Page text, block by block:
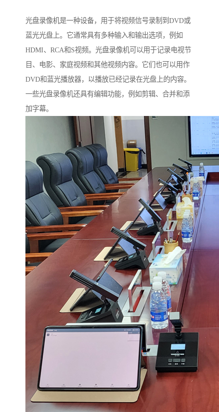
光盘录像机是一种设备，用于将视频信号录制到DVD或
蓝光光盘上。它通常具有多种输入和输出选项，例如
HDMI、RCA和S视频。光盘录像机可以用于记录电视节
目、电影、家庭视频和其他视频内容。它们也可以用作
DVD和蓝光播放器，以播放已经记录在光盘上的内容。
一些光盘录像机还具有编辑功能，例如剪辑、合并和添
加字幕。